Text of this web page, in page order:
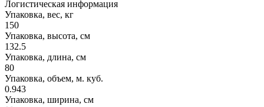
Логистическая информация
Упаковка, вес, кг
150
Упаковка, высота, см
132.5
Упаковка, длина, см
80
Упаковка, объем, м. куб.
0.943
Упаковка, ширина, см